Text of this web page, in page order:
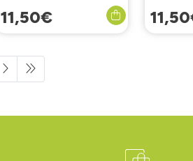
11,50€ 11,50